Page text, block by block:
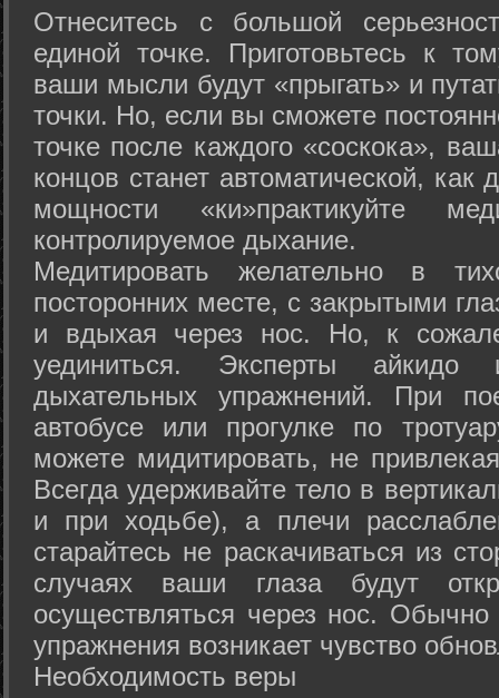
Отнеситесь с большой
единой точке. Приготовьтесь к
ваши мысли будут «прыгать» и
точки. Но, если вы сможете
точке после каждого «соскока»,
концов станет автоматической,
мощности «ки»практикуйте
контролируемое дыхание.
Медитировать желательно в
посторонних месте, с закрытыми
и вдыхая через нос. Но, к
уединиться. Эксперты айкидо
дыхательных упражнений. При
автобусе или прогулке по
можете мидитировать, не
Всегда удерживайте тело в
и при ходьбе), а плечи
старайтесь не раскачиваться из
случаях ваши глаза будут
осуществляться через нос. Обычно
упражнения возникает чувство
Необходимость веры